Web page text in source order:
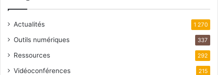
Actualités 1 270
Outils numériques 337
Ressources 292
Vidéoconférences 215